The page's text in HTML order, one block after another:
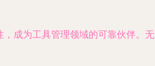
成为工具管理领域的可靠伙伴。